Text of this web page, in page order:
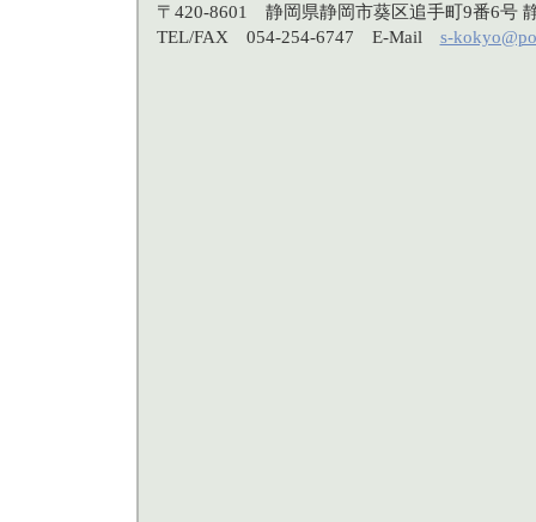
〒420-8601 静岡県静岡市葵区追手町9番6号
TEL/FAX 054-254-6747 E-Mail s-